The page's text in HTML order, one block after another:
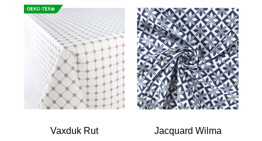
Vaxduk Rut Jacquard Wilma